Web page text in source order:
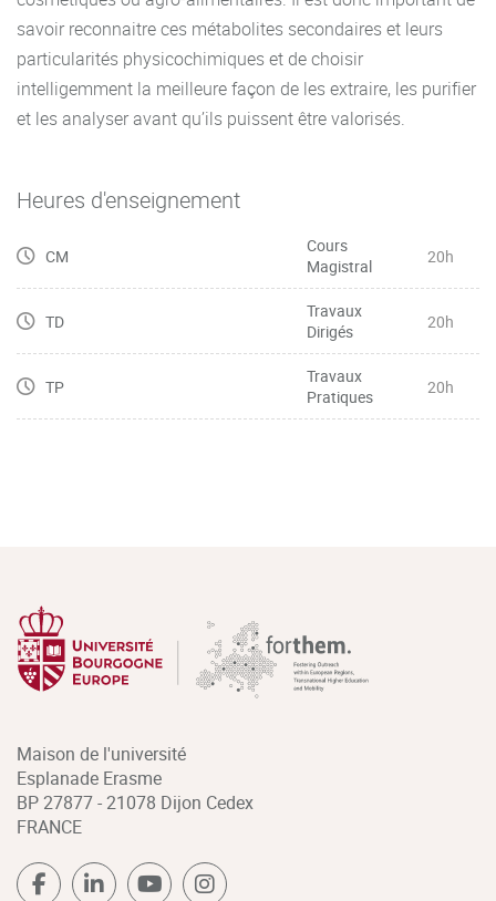
savoir reconnaitre ces métabolites secondaires et leurs
particularités physicochimiques et de choisir
intelligemment la meilleure façon de les extraire, les purifier
et les analyser avant qu’ils puissent être valorisés.
Heures d'enseignement
CM
Cours
Magistral
20h
TD
Travaux
Dirigés
20h
TP
Travaux
Pratiques
20h
Maison de l'université
Esplanade Erasme
BP 27877 - 21078 Dijon Cedex
FRANCE